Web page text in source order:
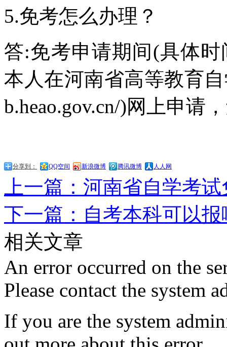
5.免考怎么办理？
答:免考申请期间(具体
本人在河南省高等教育
b.heao.gov.cn/)网上申请
分享到： QQ空间 新浪微博 腾讯微博 人人网
上一篇：河南省自学考
下一篇：自考本科可以
相关文章
An error occurred on the
Please contact the system
If you are the system